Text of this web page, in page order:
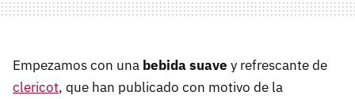
Empezamos con una bebida suave y refrescante de
clericot, que han publicado con motivo de la